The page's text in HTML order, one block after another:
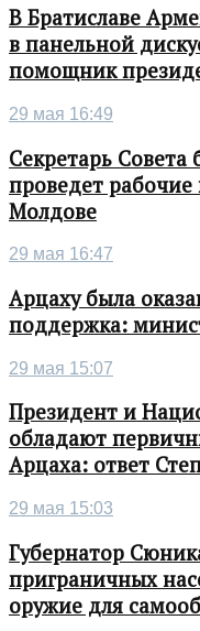
В Братиславе
в панельной
помощник
29 мая 16:49
Секретарь
проведет рабочие
Молдове
29 мая 16:47
Арцаху была
поддержка:
29 мая 15:07
Президент и
обладают
Арцаха: ответ
29 мая 15:03
Губернатор
приграничных
оружие для